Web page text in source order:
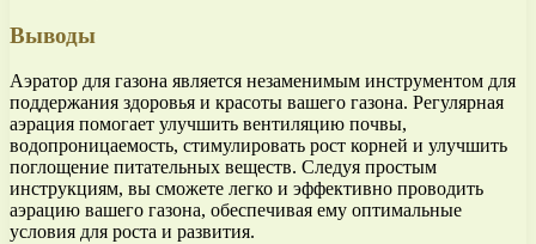
Выводы
Аэратор для газона является незаменимым инструментом для
поддержания здоровья и красоты вашего газона. Регулярная
аэрация помогает улучшить вентиляцию почвы,
водопроницаемость, стимулировать рост корней и улучшить
поглощение питательных веществ. Следуя простым
инструкциям, вы сможете легко и эффективно проводить
аэрацию вашего газона, обеспечивая ему оптимальные
условия для роста и развития.